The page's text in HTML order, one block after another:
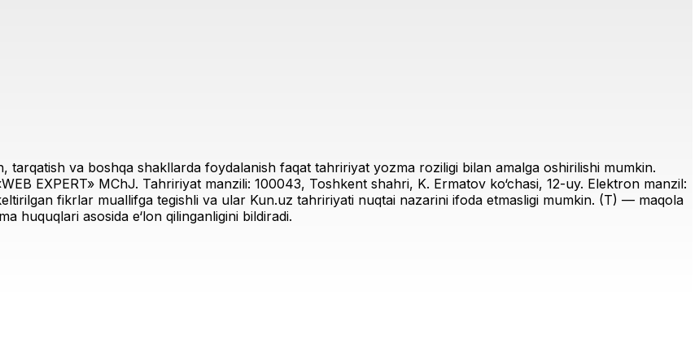
tarqatish va boshqa shakllarda foydalanish faqat tahririyat yozma roziligi bilan amalga oshirilishi mumkin.
EXPERT» MChJ. Tahririyat manzili: 100043, Toshkent shahri, K. Ermatov ko‘chasi, 12-uy. Elektron manzil:
fikrlar muallifga tegishli va ular Kun.uz tahririyati nuqtai nazarini ifoda etmasligi mumkin. (T) — maqola
huquqlari asosida e‘lon qilinganligini bildiradi.